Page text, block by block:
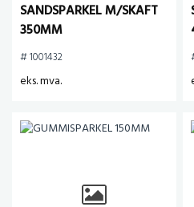
SANDSPARKEL M/SKAFT
350MM
# 1001432
eks. mva.